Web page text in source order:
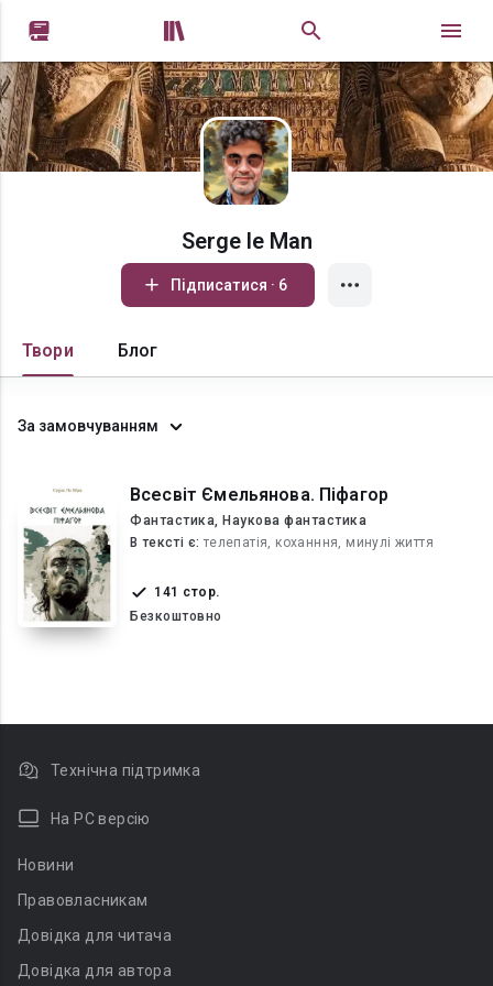
 
Serge le Man
Підписатися · 6
Твори Блог
За замовчуванням
Всесвіт Ємельянова. Піфагор
Фантастика, Наукова фантастика
В текcті є:телепатія, коханння, минулі життя
141 стор.
Безкоштовно
Технічна підтримка
На PC версію
Новини
Правовласникам
Довідка для читача
Довідка для автора